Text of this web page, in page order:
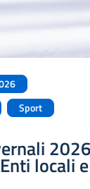
Sport
locali